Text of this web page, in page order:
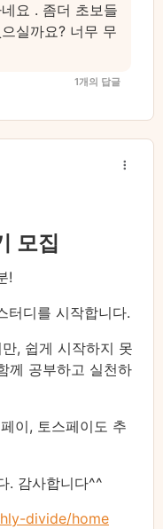
요 . 좀더 초보들
실까요? 너무 무
1개의 답글
모집
!
터디를 시작합니다.
, 쉽게 시작하지 못
께 공부하고 실천하
이, 토스페이도 추
. 감사합니다^^
divide/home